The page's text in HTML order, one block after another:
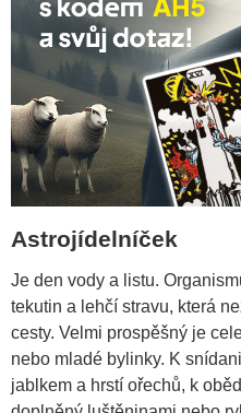
Astrojídelníček
Je den vody a listu.
tekutin a lehčí stravu, která
cesty. Velmi prospěšný je
nebo mladé bylinky. K
jablkem a hrstí ořechů, k